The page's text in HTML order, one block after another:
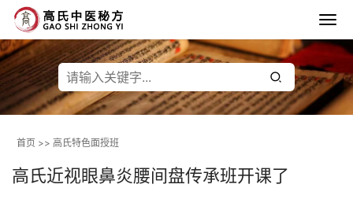
首页 >> 高氏特色面授班
高氏近视眼鼻炎腰间盘传承班开课了